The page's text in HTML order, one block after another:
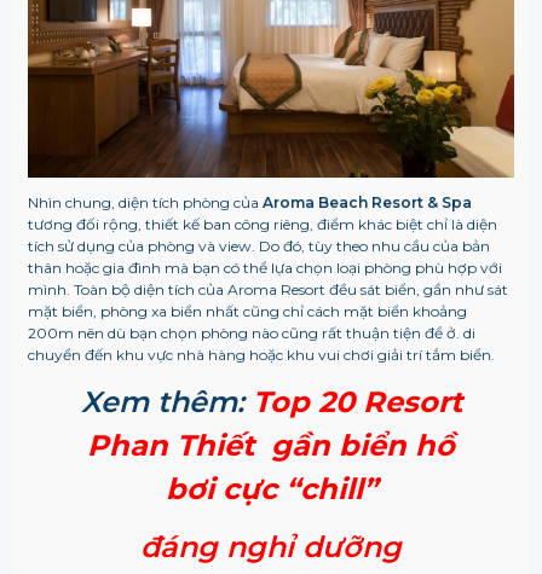
Nhìn chung, diện tích phòng của Aroma Beach Resort & Spa
tương đối rộng, thiết kế ban công riêng, điểm khác biệt chỉ là diện
tích sử dụng của phòng và view. Do đó, tùy theo nhu cầu của bản
thân hoặc gia đình mà bạn có thể lựa chọn loại phòng phù hợp với
mình. Toàn bộ diện tích của Aroma Resort đều sát biển, gần như sát
mặt biển, phòng xa biển nhất cũng chỉ cách mặt biển khoảng
200m nên dù bạn chọn phòng nào cũng rất thuận tiện để ở. di
chuyển đến khu vực nhà hàng hoặc khu vui chơi giải trí tắm biển.
Xem thêm: Top 20 Resort
Phan Thiết gần biển hồ
bơi cực “chill”
đáng nghỉ dưỡng